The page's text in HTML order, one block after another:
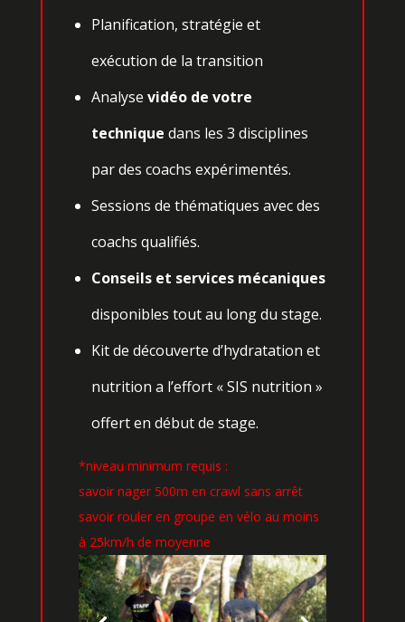
Planification, stratégie et
exécution de la transition
Analyse vidéo de votre
technique dans les 3 disciplines
par des coachs expérimentés.
Sessions de thématiques avec des
coachs qualifiés.
Conseils et services mécaniques
disponibles tout au long du stage.
Kit de découverte d’hydratation et
nutrition a l’effort « SIS nutrition »
offert en début de stage.
*niveau minimum requis :
savoir nager 500m en crawl sans arrêt
savoir rouler en groupe en vélo au moins
à 25km/h de moyenne